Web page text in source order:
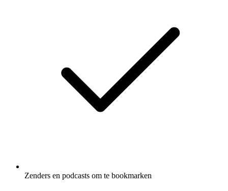
Zenders en podcasts om te bookmarken